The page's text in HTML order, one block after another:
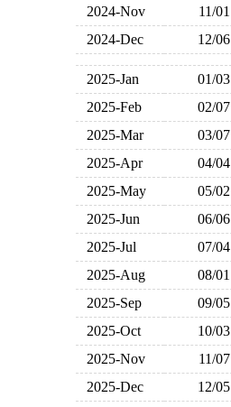
2024-Nov
11/01
2024-Dec
12/06
2025-Jan 01/03
2025-Feb
02/07
2025-Mar
03/07
2025-Apr
04/04
2025-May
05/02
2025-Jun
06/06
2025-Jul
07/04
2025-Aug
08/01
2025-Sep
09/05
2025-Oct
10/03
2025-Nov
11/07
2025-Dec
12/05